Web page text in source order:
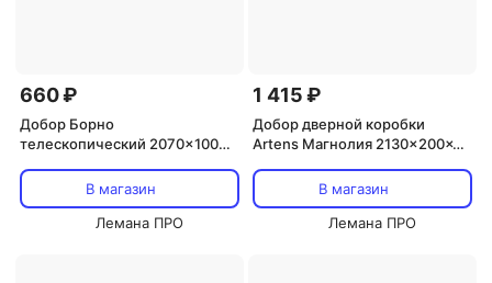
660 ₽
Добор Борно
телескопический 2070x100x8
В магазин
Лемана ПРО
1 415 ₽
Добор дверной коробки
Artens Магнолия 2130x200x10
В магазин
Лемана ПРО